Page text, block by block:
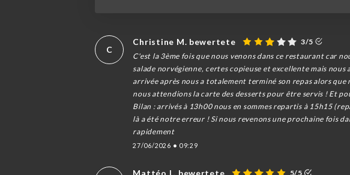
C
Christine M. bewertete
3/5
C'est la 3ème fois que nous venons dans ce restaurant car
salade norvégienne, certes copieuse et excellente mais
arrivée après nous a totalement terminé son repas alors
nous attendions la carte des desserts pour être servis ! Et
Bilan : arrivés à 13h00 nous en sommes repartis à 15h15
là a été notre erreur ! Si nous revenons une prochaine fois
rapidement
27/06/2026 • 09:29
Mattéo L. bewertete 5/5